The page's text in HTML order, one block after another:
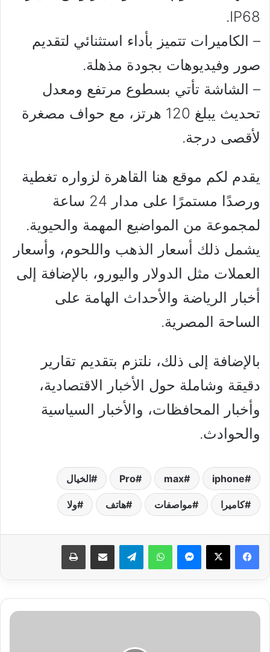
IP68.
– الكاميرات تتميز بأداء استثنائي لتقديم
صور وفيديوهات بجودة مذهلة.
– الشاشة تأتي بسطوع مرتفع ومعدل
تحديث يبلغ 120 هرتز، مع حواف مصغرة
لأقصى درجة.
يقدم لكم موقع هنا القاهرة لزواره تغطية
ورصدًا مستمرًا على مدار 24 ساعة
لمجموعة من المواضيع المهمة والحيوية.
يشمل ذلك أسعار الذهب واللحوم، وأسعار
العملات مثل الدولار واليورو، بالإضافة إلى
أخبار الرياضة والأحداث الهامة على
الساحة المصرية.
بالإضافة إلى ذلك، نلتزم بتقديم تقارير
دقيقة وشاملة حول الأخبار الاقتصادية،
وأخبار المحافظات، والأخبار السياسية
والحوادث.
iphone
max
Pro الخيال
كاميرا مواصفات هاتف ولا
فيسبوك ‫X ماسنجر واتساب تيلقرام مشاركة عبر البريد طباعة
العد